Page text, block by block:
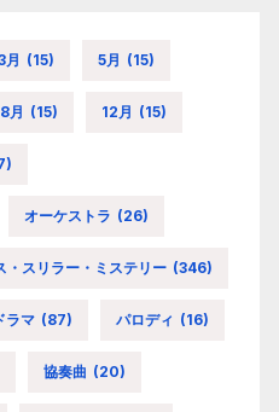
月 (15) 5月 (15)
8月 (15) 12月 (15)
オーケストラ (26)
・スリラー・ミステリー (346)
ラマ (87) パロディ (16)
協奏曲 (20)